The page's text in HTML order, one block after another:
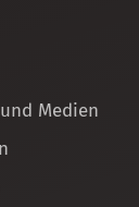
Medien